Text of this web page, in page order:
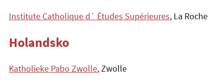
Institute Catholique d´ Études Supérieures, La Roche
Holandsko
Katholieke Pabo Zwolle, Zwolle